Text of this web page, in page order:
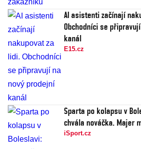
AI asistenti začínají
Obchodníci se
kanál
E15.cz
Sparta po kolapsu v
chvála nováčka. Majer
iSport.cz